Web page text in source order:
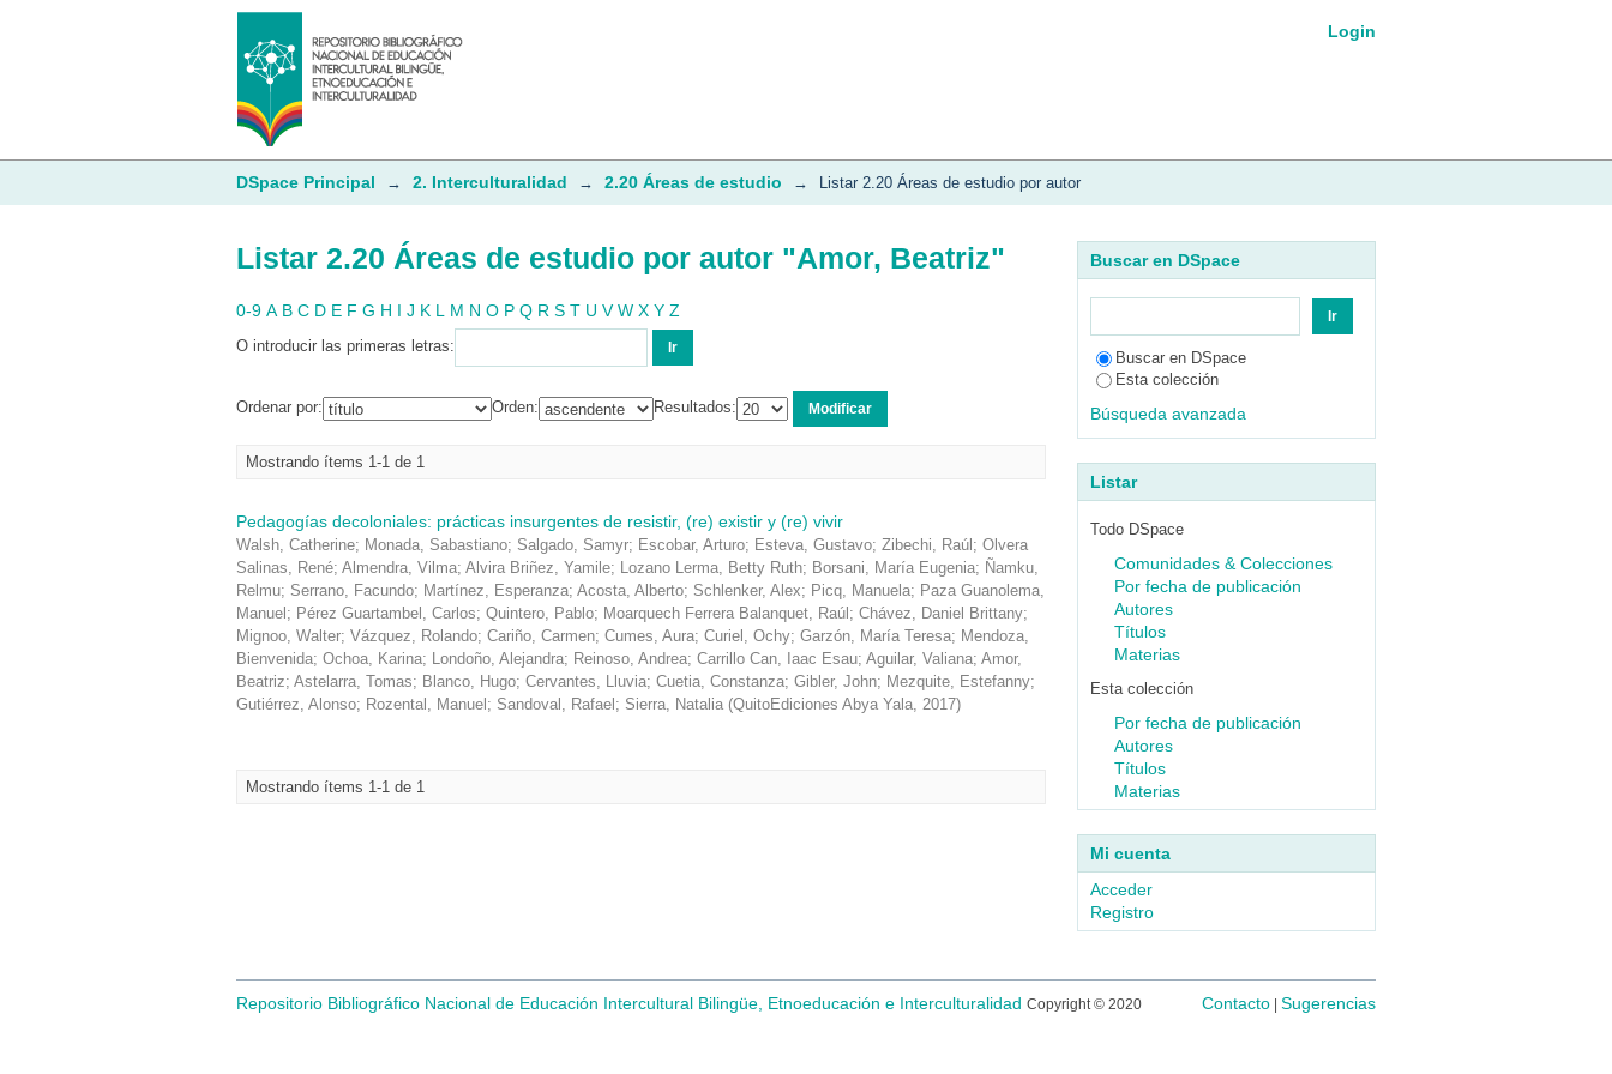
Listar 2.20 Áreas de estudio por autor "Amor, Beatriz" Login
DSpace Principal → 2. Interculturalidad → 2.20 Áreas de estudio → Listar 2.20 Áreas de estudio por autor
Listar 2.20 Áreas de estudio por autor "Amor, Beatriz"
0-9 A B C D E F G H I J K L M N O P Q R S T U V W X Y Z
O introducir las primeras letras:
Ordenar por: Orden: Resultados:
Mostrando ítems 1-1 de 1
Pedagogías decoloniales: prácticas insurgentes de resistir, (re) existir y (re) vivir
Walsh, Catherine; Monada, Sabastiano; Salgado, Samyr; Escobar, Arturo; Esteva, Gustavo; Zibechi, Raúl ; Olvera
Salinas, René; Almendra, Vilma; Alvira Briñez, Yamile; Lozano Lerma, Betty Ruth; Borsani, María Eugenia; Ñamku,
Relmu; Serrano, Facundo; Martínez, Esperanza; Acosta, Alberto; Schlenker, Alex; Picq, Manuela; Paza Guanolema,
Manuel ; Pérez Guartambel, Carlos; Quintero, Pablo; Moarquech Ferrera Balanquet, Raúl ; Chávez, Daniel Brittany;
Mignoo, Walter; Vázquez, Rolando; Cariño, Carmen; Cumes, Aura; Curiel, Ochy; Garzón, María Teresa; Mendoza,
Bienvenida; Ochoa, Karina; Londoño, Alejandra; Reinoso, Andrea; Carrillo Can, Iaac Esau; Aguilar, Valiana; Amor,
Beatriz; Astelarra, Tomas; Blanco, Hugo; Cervantes, Lluvia; Cuetia, Constanza; Gibler, John; Mezquite, Estefanny;
Gutiérrez, Alonso; Rozental, Manuel ; Sandoval, Rafael ; Sierra, Natalia (QuitoEdiciones Abya Yala, 2017)
Mostrando ítems 1-1 de 1
Buscar en DSpace
Buscar en DSpace
Esta colección
Búsqueda avanzada
Listar
Todo DSpace
Comunidades & Colecciones
Por fecha de publicación
Autores
Títulos
Materias
Esta colección
Por fecha de publicación
Autores
Títulos
Materias
Mi cuenta
Acceder
Registro
Repositorio Bibliográfico Nacional de Educación Intercultural Bilingüe, Etnoeducación e Interculturalidad Copyright © 2020 Contacto Sugerencias